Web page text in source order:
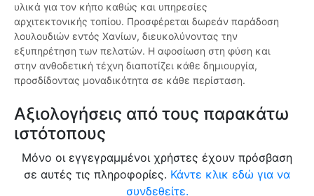
υλικά για τον κήπο καθώς και υπηρεσίες
αρχιτεκτονικής τοπίου. Προσφέρεται δωρεάν παράδοση
λουλουδιών εντός Χανίων, διευκολύνοντας την
εξυπηρέτηση των πελατών. Η αφοσίωση στη φύση και
στην ανθοδετική τέχνη διαποτίζει κάθε δημιουργία,
προσδίδοντας μοναδικότητα σε κάθε περίσταση.
Αξιολογήσεις από τους παρακάτω
ιστότοπους
Μόνο οι εγγεγραμμένοι χρήστες έχουν πρόσβαση
σε αυτές τις πληροφορίες. Κάντε κλικ εδώ για να
συνδεθείτε.